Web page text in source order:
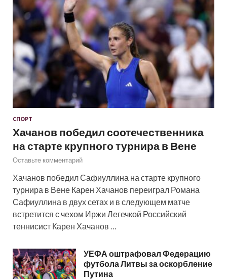
СПОРТ
Хачанов победил соотечественника
на старте крупного турнира в Вене
Оставьте комментарий
Хачанов победил Сафиуллина на старте крупного
турнира в Вене Карен Хачанов переиграл Романа
Сафиуллина в двух сетах и в следующем матче
встретится с чехом Иржи Легечкой Российский
теннисист Карен Хачанов …
УЕФА оштрафовал Федерацию
футбола Литвы за оскорбление
Путина